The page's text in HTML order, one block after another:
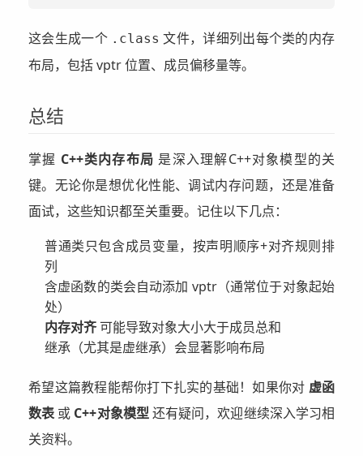
这会生成一个 .class 文件，详细列出每个类的内存
布局，包括 vptr 位置、成员偏移量等。
总结
掌握 C++类内存布局 是深入理解C++对象模型的关
键。无论你是想优化性能、调试内存问题，还是准备
面试，这些知识都至关重要。记住以下几点：
普通类只包含成员变量，按声明顺序+对齐规则排
列
含虚函数的类会自动添加 vptr（通常位于对象起始
处）
内存对齐可能导致对象大小大于成员总和
继承（尤其是虚继承）会显著影响布局
希望这篇教程能帮你打下扎实的基础！如果你对 虚函
数表或 C++对象模型还有疑问，欢迎继续深入学习相
关资料。